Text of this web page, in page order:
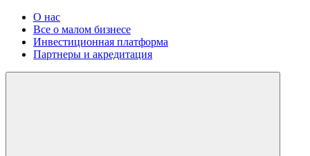
О нас
Все о малом бизнесе
Инвестиционная платформа
Партнеры и акредитация